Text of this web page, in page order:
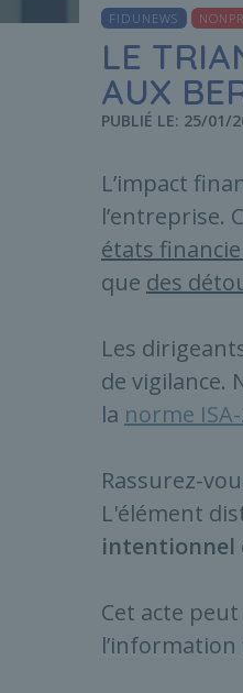
FIDUNEWS
LE
AUX
PUBLIÉ LE: 25/01/
L’impact
l’entreprise.
états
que des
Les
de vigilance.
la norme
Rassurez-
L'élément
intentionnel
Cet acte